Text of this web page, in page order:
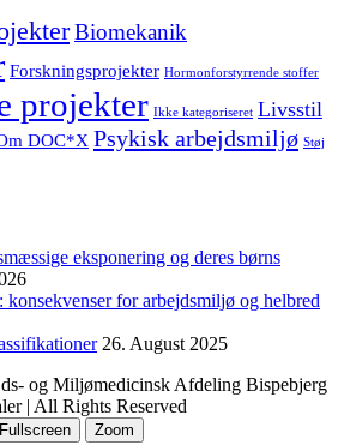
Biomekanik
Forskningsprojekter Hormonforstyrrende stoffer
projekter Ikke kategoriseret Livsstil
DOC*X Psykisk arbejdsmiljø Støj
eksponering og deres børns
for arbejdsmiljø og helbred
26. August 2025
og Miljømedicinsk Afdeling Bispebjerg
| All Rights Reserved
Zoom